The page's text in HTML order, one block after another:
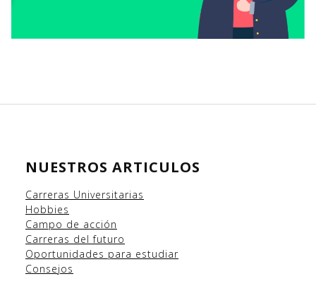
NUESTROS ARTICULOS
Carreras Universitarias
Hobbies
Campo de acción
Carreras del futuro
Oportunidades para estudiar
Consejos